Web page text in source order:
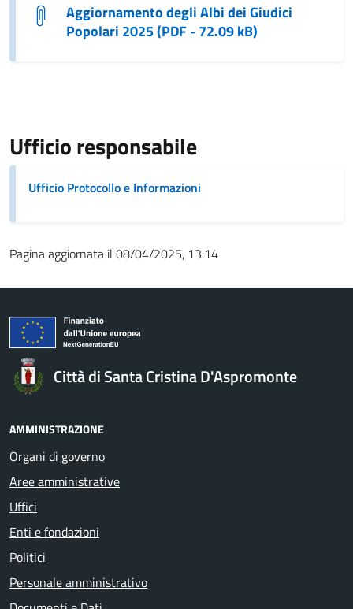
Aggiornamento degli Albi dei Giudici
Popolari 2025 (PDF - 72.09 kB)
Ufficio responsabile
Ufficio Protocollo e Informazioni
Pagina aggiornata il 08/04/2025, 13:14
Città di Santa Cristina D'Aspromonte
AMMINISTRAZIONE
Organi di governo
Aree amministrative
Uffici
Enti e fondazioni
Politici
Personale amministrativo